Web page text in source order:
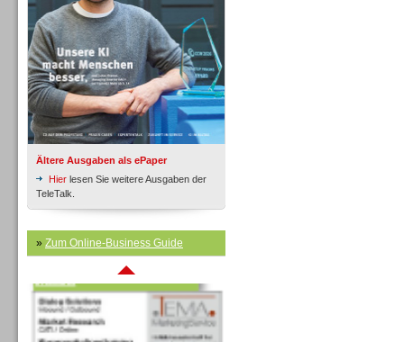
Ältere Ausgaben als ePaper
Hier lesen Sie weitere Ausgaben der
TeleTalk.
» Zum Online-Business Guide
Inbound